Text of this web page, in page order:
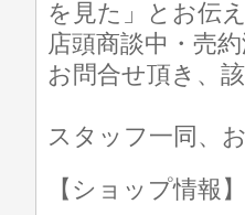
を見た」とお伝
店頭商談中・売
お問合せ頂き、
スタッフ一同、
【ショップ情報